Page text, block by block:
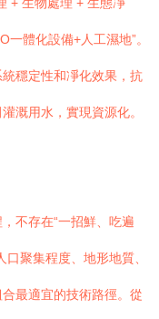
一體化設備+人工濕地”。
穩定性和凈化效果，抗
溉用水，實現資源化。
不存在“一招鮮、吃遍
聚集程度、地形地質、
最適宜的技術路徑。從